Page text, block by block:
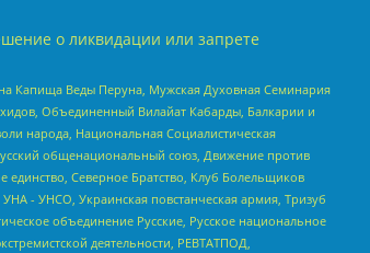
о ликвидации или запрете
Капища Веды Перуна, Мужская Духовная Семинария
Объединенный Вилайат Кабарды, Балкарии и
народа, Национальная Социалистическая
общенациональный союз, Движение против
Северное Братство, Клуб Болельщиков
- УНСО, Украинская повстанческая армия, Тризуб
объединение Русские, Русское национальное
деятельности, РЕВТАТПОД,